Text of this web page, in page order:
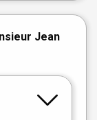
Jean